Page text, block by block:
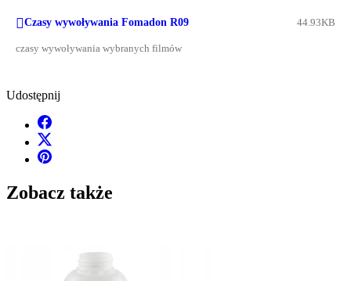
Czasy wywoływania Fomadon R09 44.93KB
czasy wywoływania wybranych filmów
Udostępnij
Zobacz także